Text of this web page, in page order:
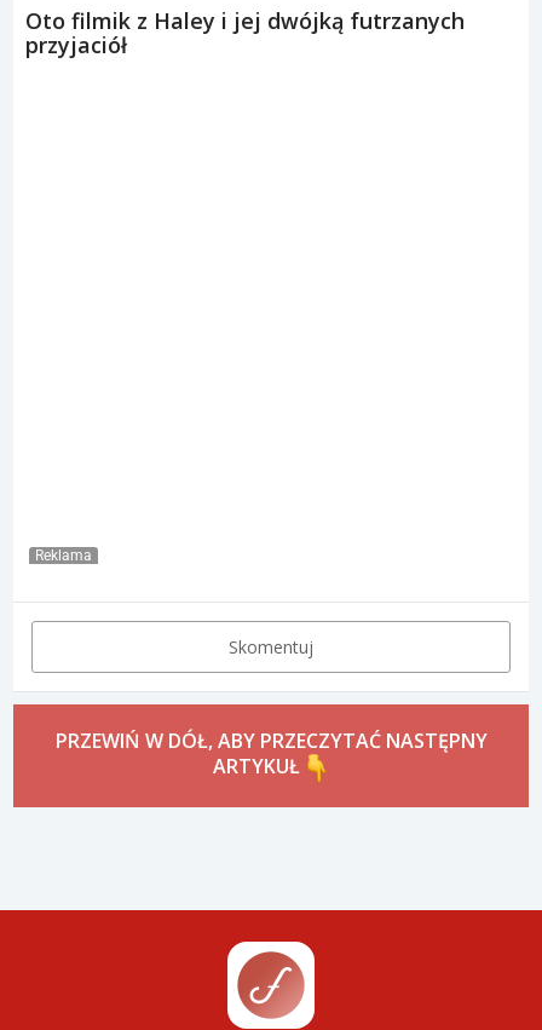
Oto filmik z Haley i jej dwójką futrzanych
przyjaciół
Reklama
Skomentuj
PRZEWIŃ W DÓŁ, ABY PRZECZYTAĆ NASTĘPNY
ARTYKUŁ